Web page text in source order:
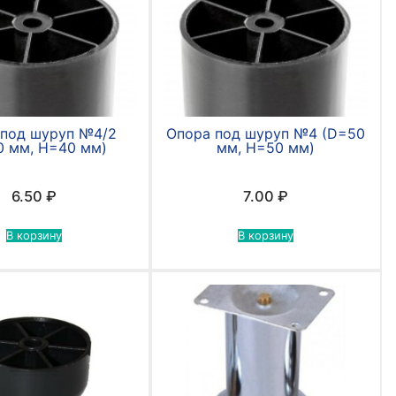
шуруп №4/2
мм, Н=40 мм)
6.50 ₽
В корзину
Опора под шуруп №4 (D=50
мм, Н=50 мм)
7.00₽
В корзину